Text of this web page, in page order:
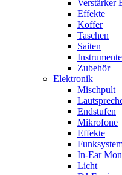
Verstärker
Effekte
Koffer
Taschen
Saiten
Zubehör
Elektronik
Mischpult
Endstufen
Mikrofone
Effekte
In-Ear
Licht